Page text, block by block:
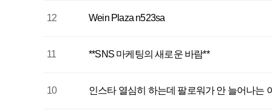
12 Wein Plaza n523sa
11 **SNS 마케팅의 새로운 바람**
10 인스타 열심히 하는데 팔로워가 안 늘어나는